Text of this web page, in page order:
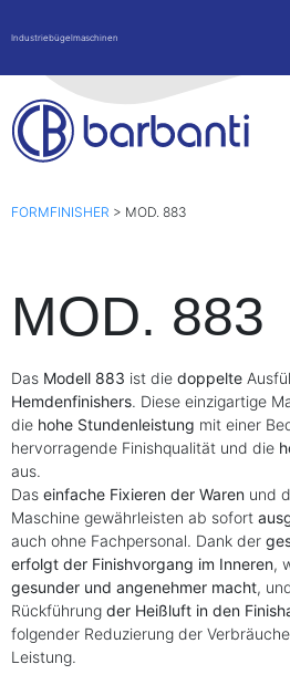
Industriebügelmaschinen
FORMFINISHER > MOD. 883
MOD. 883
Das Modell 883 ist die doppelte
Hemdenfinishers. Diese einzigartige
die hohe Stundenleistung mit einer
hervorragende Finishqualität und die
aus.
Das einfache Fixieren der Waren und
Maschine gewährleisten ab sofort
auch ohne Fachpersonal. Dank der
erfolgt der Finishvorgang im Inneren,
gesunder und angenehmer macht,
Rückführung der Heißluft in den
folgender Reduzierung der
Leistung.